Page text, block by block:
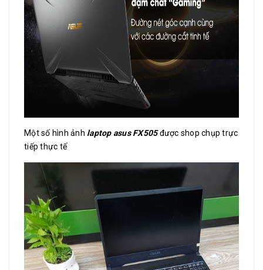
Một số hình ảnh laptop asus FX505được shop chụp trực
tiếp thực tế